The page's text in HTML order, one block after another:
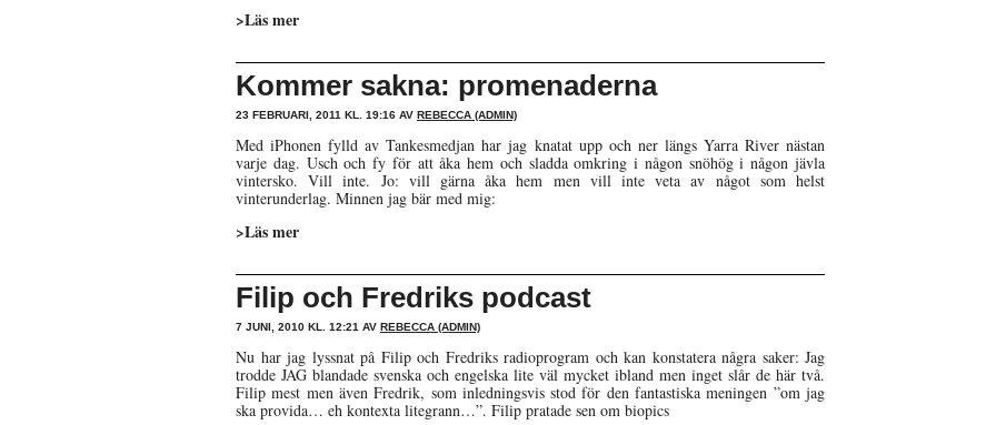
>Läs mer
Kommer sakna: promenaderna
23 FEBRUARI, 2011 KL. 19:16 AV REBECCA (ADMIN)
Med iPhonen fylld av Tankesmedjan har jag knatat upp och ner längs Yarra River nästan
varje dag. Usch och fy för att åka hem och sladda omkring i någon snöhög i någon jävla
vintersko. Vill inte. Jo: vill gärna åka hem men vill inte veta av något som helst
vinterunderlag. Minnen jag bär med mig:
>Läs mer
Filip och Fredriks podcast
7 JUNI, 2010 KL. 12:21 AV REBECCA (ADMIN)
Nu har jag lyssnat på Filip och Fredriks radioprogram och kan konstatera några saker: Jag
trodde JAG blandade svenska och engelska lite väl mycket ibland men inget slår de här två.
Filip mest men även Fredrik, som inledningsvis stod för den fantastiska meningen ”om jag
ska provida… eh kontexta litegrann…”. Filip pratade sen om biopics